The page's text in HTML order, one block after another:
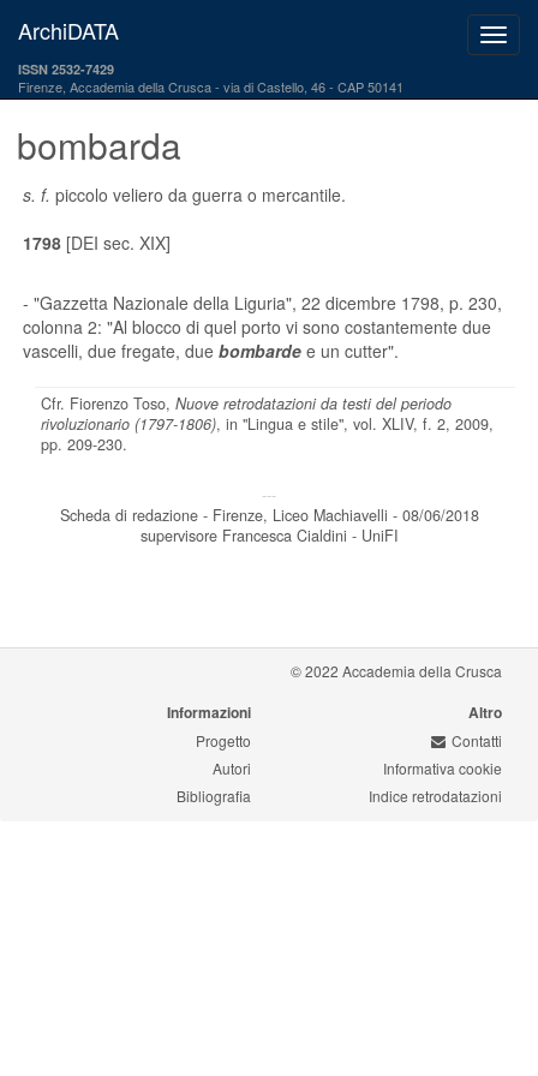
ArchiDATA
ISSN 2532-7429
Firenze, Accademia della Crusca via di Castello, 46 - CAP 50141
bombarda
s. f. piccolo veliero da guerra o mercantile.
1798[DEI sec. XIX]
- "Gazzetta Nazionale della Liguria", 22 dicembre 1798, p. 230,
colonna 2: "Al blocco di quel porto vi sono costantemente due
vascelli, due fregate, due bombardee un cutter".
Cfr. Fiorenzo Toso, Nuove retrodatazioni da testi del periodo
rivoluzionario (1797-1806), in "Lingua e stile", vol. XLIV, f. 2, 2009,
pp. 209-230.
---
Scheda di redazione - Firenze, Liceo Machiavelli - 08/06/2018
supervisore Francesca Cialdini - UniFI
© 2022 Accademia della Crusca
Informazioni
Progetto
Autori
Bibliografia
Altro
Contatti
Informativa cookie
Indice retrodatazioni